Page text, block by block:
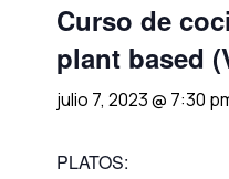
Curso de
plant based
julio 7, 2023 @ 7:30
PLATOS: